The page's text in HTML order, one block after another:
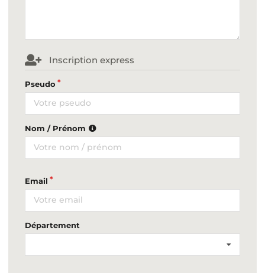
Inscription express
Pseudo
Nom / Prénom
Email
Département